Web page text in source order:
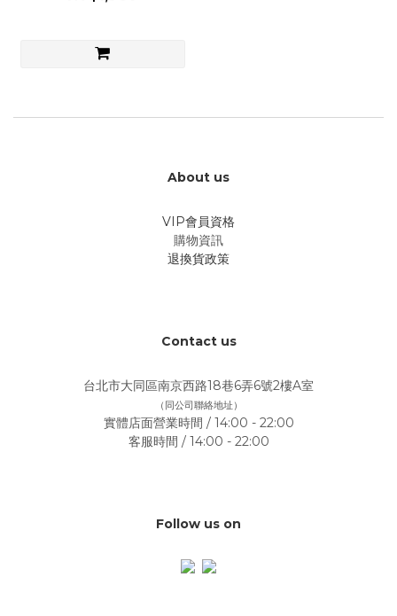
About us
VIP會員資格
購物資訊
退換貨政策
Contact us
台北市大同區南京西路18巷6弄6號2樓A室
（同公司聯絡地址）
實體店面營業時間 / 14:00 - 22:00
客服時間 / 14:00 - 22:00
Follow us on